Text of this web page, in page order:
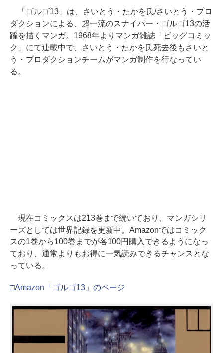
「ゴルゴ13」は、さいとう・たかを氏/さいとう・プロ
ダクションによる、超一流のスナイパー・ゴルゴ13の活
躍を描くマンガ。1968年よりマンガ雑誌「ビッグコミッ
ク」にて連載中で、さいとう・たかを氏死去後もさいと
う・プロダクションチームがマンガ制作を行なってい
る。
現在コミックスは213巻まで続いており、マンガシリ
ーズとしては世界記録を更新中。Amazonではコミック
スの1巻から100巻までが各100円購入できるようになっ
ており、通常よりもお得に一気読みできるチャンスとな
っている。
□Amazon「ゴルゴ13」のページ